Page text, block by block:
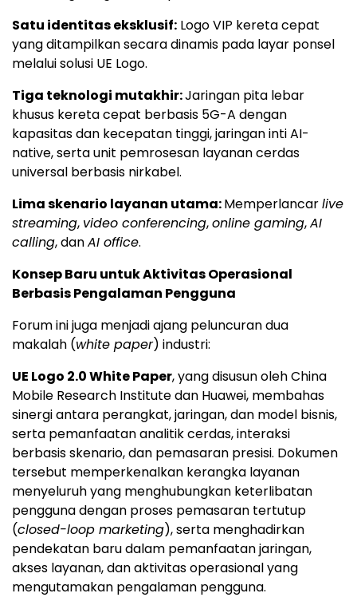
Satu identitas eksklusif: Logo VIP kereta cepat
yang ditampilkan secara dinamis pada layar ponsel
melalui solusi UE Logo.
Tiga teknologi mutakhir:Jaringan pita lebar
khusus kereta cepat berbasis 5G-A dengan
kapasitas dan kecepatan tinggi, jaringan inti AI-
native, serta unit pemrosesan layanan cerdas
universal berbasis nirkabel.
Lima skenario layanan utama:Memperlancarlive
streaming, video conferencing,online gaming,AI
calling, danAI office.
Konsep Baru untuk Aktivitas Operasional
Berbasis Pengalaman Pengguna
Forum ini juga menjadi ajang peluncuran dua
makalah (white paper) industri:
UE Logo 2.0 White Paper, yang disusun oleh China
Mobile Research Institute dan Huawei, membahas
sinergi antara perangkat, jaringan, dan model bisnis,
serta pemanfaatan analitik cerdas, interaksi
berbasis skenario, dan pemasaran presisi. Dokumen
tersebut memperkenalkan kerangka layanan
menyeluruh yang menghubungkan keterlibatan
pengguna dengan proses pemasaran tertutup
(closed-loop marketing), serta menghadirkan
pendekatan baru dalam pemanfaatan jaringan,
akses layanan, dan aktivitas operasional yang
mengutamakan pengalaman pengguna.